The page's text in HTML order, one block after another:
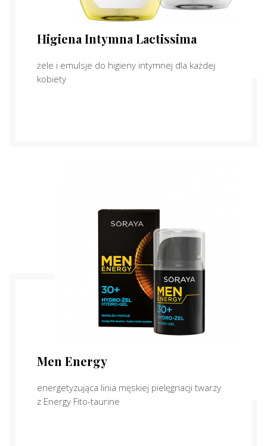
Higiena Intymna Lactissima
żele i emulsje do higieny intymnej dla każdej
kobiety
Men Energy
energetyzująca linia męskiej pielęgnacji twarzy
z Energy Fito-taurine